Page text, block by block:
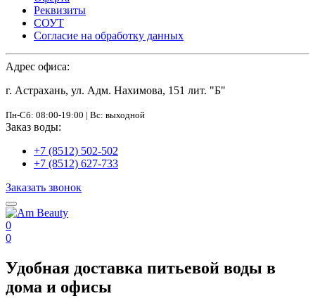
Реквизиты
СОУТ
Согласие на обработку данных
Адрес офиса:
г. Астрахань, ул. Адм. Нахимова, 151 лит. "Б"
Пн-Сб: 08:00-19:00 | Вс: выходной
Заказ воды:
+7 (8512) 502-502
+7 (8512) 627-733
Заказать звонок
0
0
Удобная доставка питьевой воды в
дома и офисы